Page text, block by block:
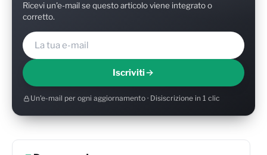
Ricevi un'e-mail se questo articolo viene integrato o
corretto.
Iscriviti
Un'e-mail per ogni aggiornamento · Disiscrizione in 1 clic